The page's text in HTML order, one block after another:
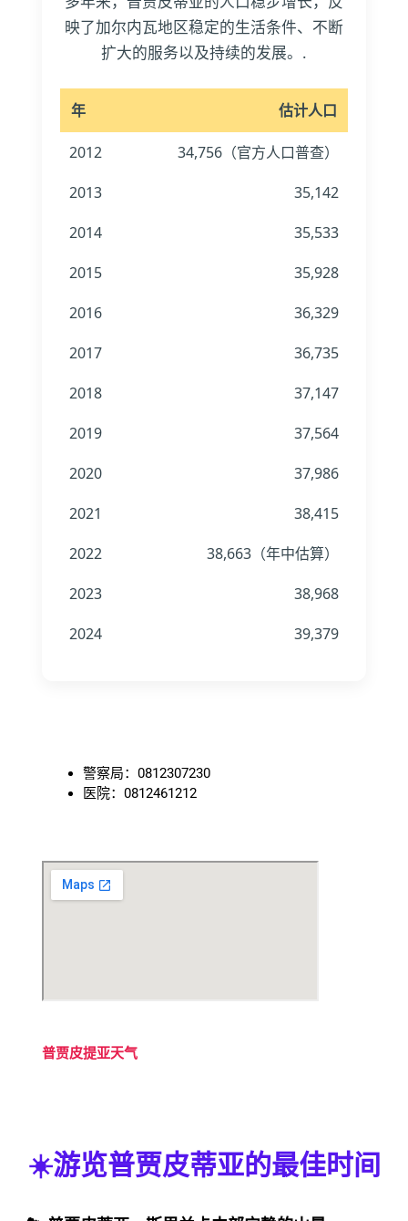
映了加尔内瓦地区稳定的生活条件、不断
扩大的服务以及持续的发展。.
年 估计人口
2012
34,756（官方人口普查）
2013
35,142
2014
35,533
2015
35,928
2016
36,329
2017
36,735
2018
37,147
2019
37,564
2020
37,986
2021
38,415
2022
38,663（年中估算）
2023
38,968
2024
39,379
警察局：0812307230
医院：0812461212
普贾皮提亚天气
☀️游览普贾皮蒂亚的最佳时间